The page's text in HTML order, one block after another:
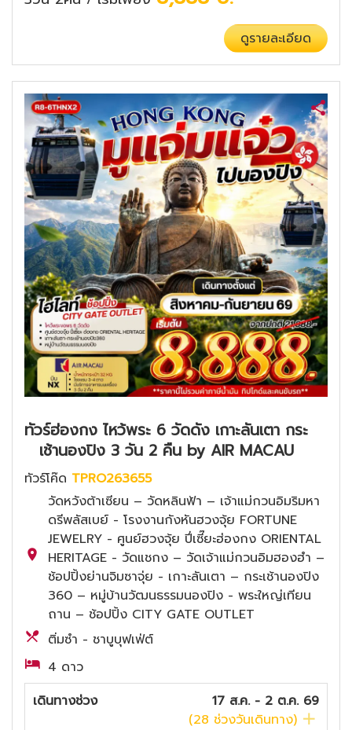
ดูรายละเอียด
ทัวร์ฮ่องกง ไหว้พระ 6 วัดดัง เกาะลันเตา กระ
เช้านองปิง 3 วัน 2 คืน by AIR MACAU
ทัวร์โค๊ด TPRO263655
วัดหวังต้าเซียน – วัดหลินฟ้า – เจ้าแม่กวนอิมริมหา
ดรีพลัสเบย์ - โรงงานกังหันฮวงจุ้ย FORTUNE
JEWELRY - ศูนย์ฮวงจุ้ย ปี่เซี๊ยะฮ่องกง ORIENTAL
HERITAGE - วัดแชกง – วัดเจ้าแม่กวนอิมฮองฮำ –
ช้อปปิ้งย่านจิมซาจุ่ย - เกาะลันเตา – กระเช้านองปิง
360 – หมู่บ้านวัฒนธรรมนองปิง - พระใหญ่เทียน
ถาน – ช้อปปิ้ง CITY GATE OUTLET
ติ่มซำ - ชาบูบุฟเฟ่ต์
4 ดาว
เดินทางช่วง
17 ส.ค. - 2 ต.ค. 69
(28 ช่วงวันเดินทาง)